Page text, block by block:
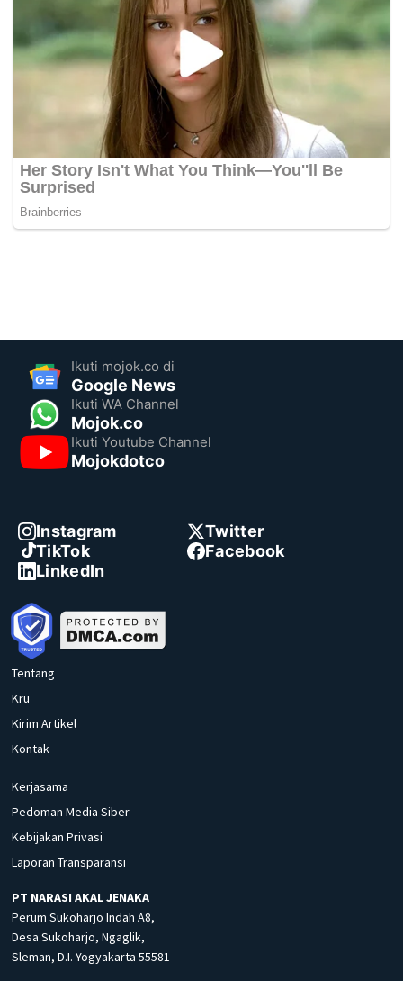
Ikuti mojok.co di
Google News
Ikuti WA Channel
Mojok.co
Ikuti Youtube Channel
Mojokdotco
Instagram
Twitter
TikTok
Facebook
LinkedIn
Tentang
Kru
Kirim Artikel
Kontak
Kerjasama
Pedoman Media Siber
Kebijakan Privasi
Laporan Transparansi
PT NARASI AKAL JENAKA
Perum Sukoharjo Indah A8,
Desa Sukoharjo, Ngaglik,
Sleman, D.I. Yogyakarta 55581